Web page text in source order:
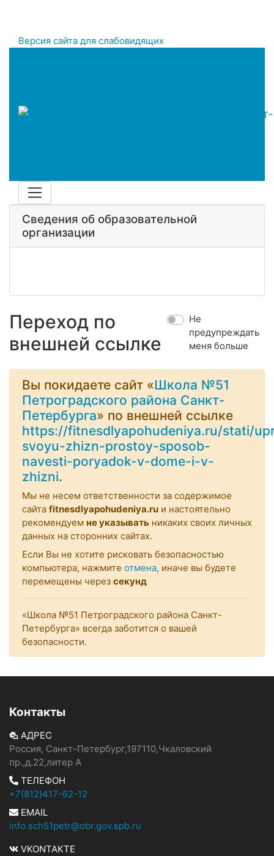
Версия сайта для слабовидящих
Сведения об образовательной
организации
Переход по
внешней ссылке
Не
предупреждать
меня больше
Вы покидаете сайт «Школа №51
Петроградского района Санкт-
Петербурга» по внешней ссылке
https://fitnesdlyapohudeniya.ru/stati/
svoyu-zhizn-prostoy-sposob-
navesti-poryadok-v-dome-i-v-
zhizni.
Мы не несем ответственности за содержимое
сайта fitnesdlyapohudeniya.ru и настоятельно
рекомендуем не указывать никаких своих личных
данных на сторонних сайтах.
Если Вы не хотите рисковать безопасностью
компьютера, нажмите отмена, иначе вы будете
перемещены через секунд
«Школа №51 Петроградского района Санкт-
Петербурга» всегда заботится о вашей
безопасности.
Контакты
АДРЕС
Россия, Санкт-Петербург,197110,Чкаловский
пр.,д.22,литер А
ТЕЛЕФОН
+7(812)417-62-12
EMAIL
info.sch51petr@obr.gov.spb.ru
VKONTAKTE